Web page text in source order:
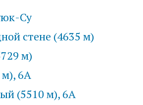
Су
стене (4635 м)
м)
6А
(5510 м), 6А